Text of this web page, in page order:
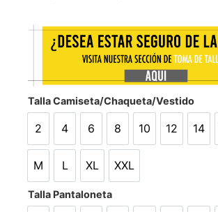
Talla Camiseta/Chaqueta/Vestido
2 4 6 8
8
10 12 14
M L XL XXL
Talla Pantaloneta